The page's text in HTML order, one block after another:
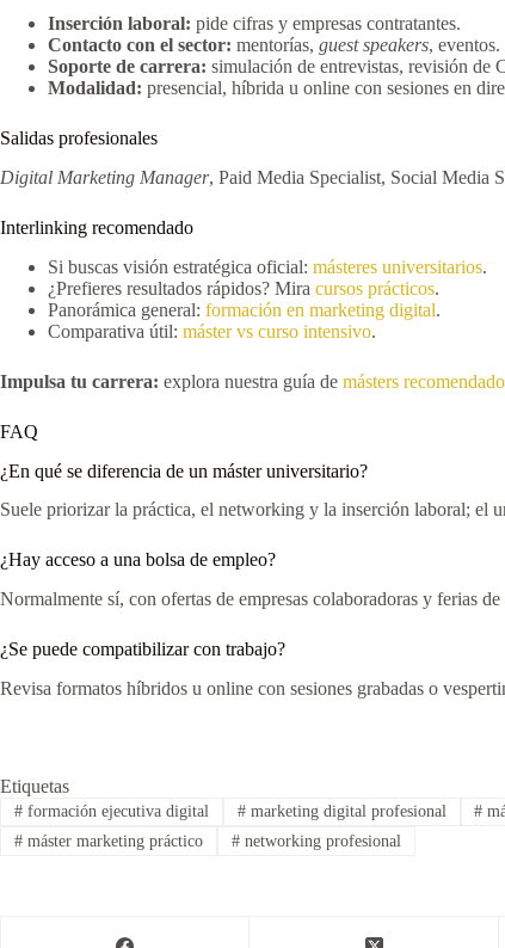
Inserción laboral: pide cifras y empresas contratantes.
Contacto con el sector: mentorías, guest speakers, eventos.
Soporte de carrera: simulación de entrevistas, revisión de
Modalidad: presencial, híbrida u online con sesiones en
Salidas profesionales
Digital Marketing Manager, Paid Media Specialist, Social Media
Interlinking recomendado
Si buscas visión estratégica oficial: másteres universitarios.
¿Prefieres resultados rápidos? Mira cursos prácticos.
Panorámica general: formación en marketing digital.
Comparativa útil: máster vs curso intensivo.
Impulsa tu carrera: explora nuestra guía de másters
FAQ
¿En qué se diferencia de un máster universitario?
Suele priorizar la práctica, el networking y la inserción laboral; el
¿Hay acceso a una bolsa de empleo?
Normalmente sí, con ofertas de empresas colaboradoras y ferias de
¿Se puede compatibilizar con trabajo?
Revisa formatos híbridos u online con sesiones grabadas o
Etiquetas
#formación ejecutiva digital #marketing digital profesional #
#máster marketing práctico #networking profesional